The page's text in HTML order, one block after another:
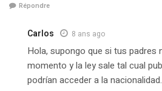
Répondre
Carlos 8 ans ago
Hola, supongo que si tus padres
momento y la ley sale tal cual
podrían acceder a la nacionalidad.